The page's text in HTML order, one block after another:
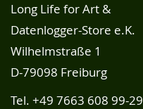
Long Life for Art &
Datenlogger-Store e.K.
Wilhelmstraße 1
D-79098 Freiburg
Tel. +49 7663 608 99-29